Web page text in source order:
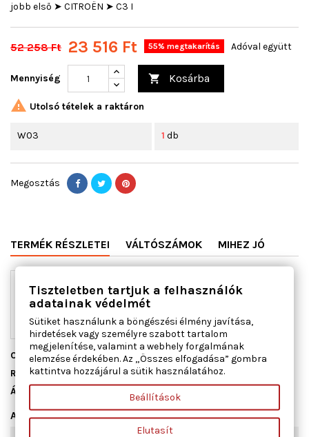
jobb első ➤ CITROËN ➤ C3 I
52 258 Ft 23 516 Ft 55% megtakarítás Adóval együtt
Mennyiség  Kosárba
 Utolsó tételek a raktáron
W03 1 db
Megosztás
TERMÉK RÉSZLETEI VÁLTÓSZÁMOK MIHEZ JÓ
Cikkszám 01.2430
Raktáron1 db
Állapot
Adatlap
Tiszteletben tartjuk a felhasználók
adatainak védelmét
Sütiket használunk a böngészési élmény javítása,
hirdetések vagy személyre szabott tartalom
megjelenítése, valamint a webhely forgalmának
elemzése érdekében. Az „Összes elfogadása” gombra
kattintva hozzájárul a sütik használatához.
Beállítások
Elutasít